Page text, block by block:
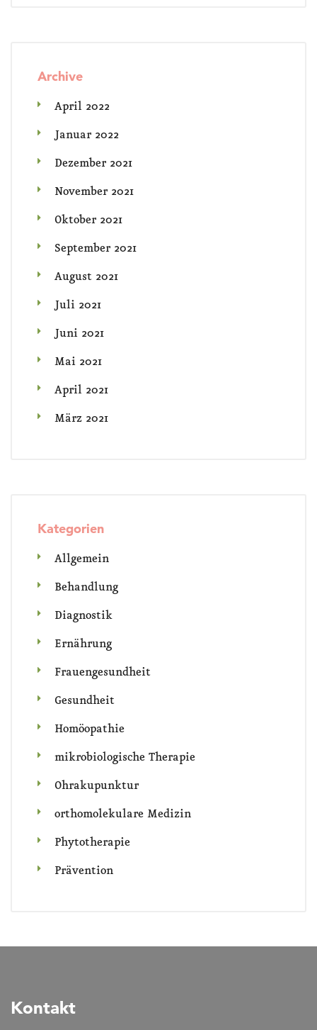
Archive
April 2022
Januar 2022
Dezember 2021
November 2021
Oktober 2021
September 2021
August 2021
Juli 2021
Juni 2021
Mai 2021
April 2021
März 2021
Kategorien
Allgemein
Behandlung
Diagnostik
Ernährung
Frauengesundheit
Gesundheit
Homöopathie
mikrobiologische Therapie
Ohrakupunktur
orthomolekulare Medizin
Phytotherapie
Prävention
Kontakt